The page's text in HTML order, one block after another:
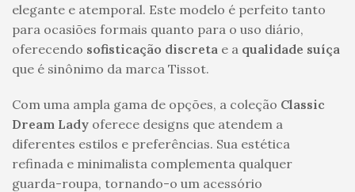
elegante e atemporal. Este modelo é perfeito tanto
para ocasiões formais quanto para o uso diário,
oferecendo sofisticação discreta e a qualidade suíça
que é sinônimo da marca Tissot.
Com uma ampla gama de opções, a coleção Classic
Dream Lady oferece designs que atendem a
diferentes estilos e preferências. Sua estética
refinada e minimalista complementa qualquer
guarda-roupa, tornando-o um acessório